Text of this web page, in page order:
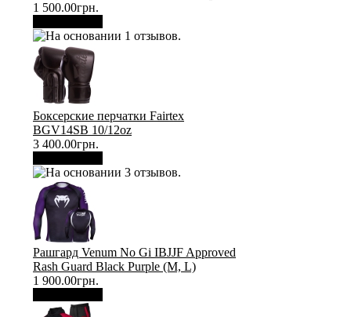
1 500.00грн.
Боксерские перчатки Fairtex
BGV14SB 10/12oz
3 400.00грн.
Рашгард Venum No Gi IBJJF Approved
Rash Guard Black Purple (М, L)
1 900.00грн.